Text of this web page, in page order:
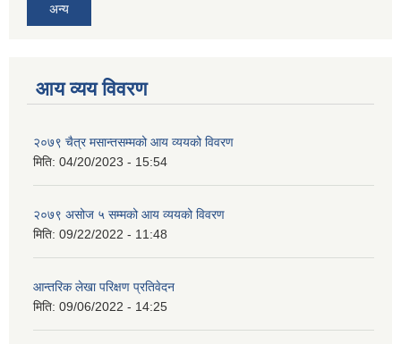
अन्य
आय व्यय विवरण
२०७९ चैत्र मसान्तसम्मको आय व्ययको विवरण
मिति: 04/20/2023 - 15:54
२०७९ असोज ५ सम्मको आय व्ययको विवरण
मिति: 09/22/2022 - 11:48
आन्तरिक लेखा परिक्षण प्रतिवेदन
मिति: 09/06/2022 - 14:25